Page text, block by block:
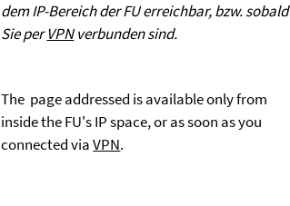
dem IP-Bereich der FU erreichbar, bzw. sobald
Sie perVPNverbunden sind.
The page addressed is available only from
inside the FU's IP space, or as soon as you
connected viaVPN.